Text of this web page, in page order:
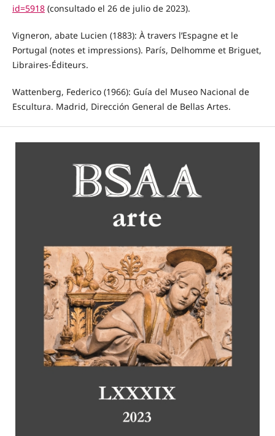
id=5918(consultado el 26 de julio de 2023).
Vigneron, abate Lucien (1883): À travers l’Espagne et le
Portugal (notes et impressions). París, Delhomme et Briguet,
Libraires-Éditeurs.
Wattenberg, Federico (1966): Guía del Museo Nacional de
Escultura. Madrid, Dirección General de Bellas Artes.